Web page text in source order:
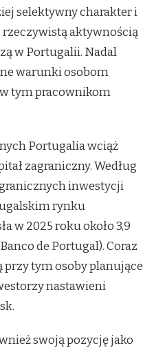
selektywny charakter i
rzeczywistą aktywnością
w Portugalii. Nadal
warunki osobom
tym pracownikom
Portugalia wciąż
zagraniczny. Według
inwestycji
rynku
w 2025 roku około 3,9
de Portugal). Coraz
przy tym osoby planujące
nastawieni
swoją pozycję jako